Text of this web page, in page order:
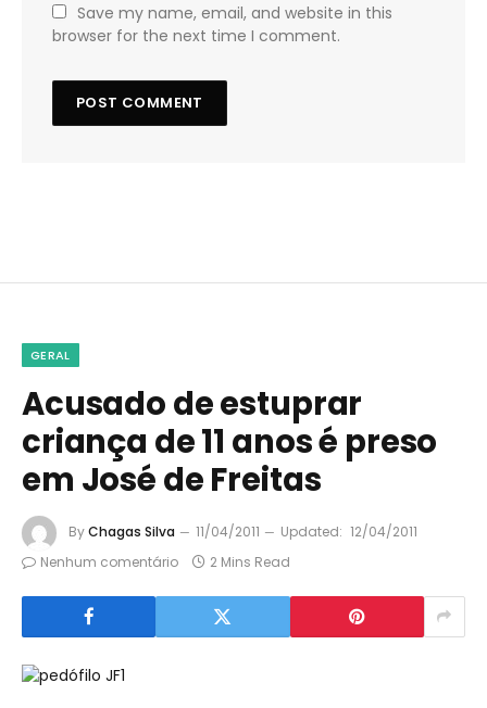
Save my name, email, and website in this
browser for the next time I comment.
GERAL
Acusado de estuprar
criança de 11 anos é preso
em José de Freitas
ByChagas Silva 11/04/2011 Updated: 12/04/2011
Nenhum comentário
2 Mins Read